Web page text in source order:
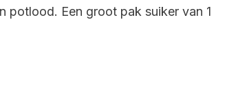
potlood. Een groot pak suiker van 1